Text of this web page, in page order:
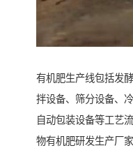
有机肥生产线包括发
拌设备、筛分设备、
自动包装设备等工艺
物有机肥研发生产厂